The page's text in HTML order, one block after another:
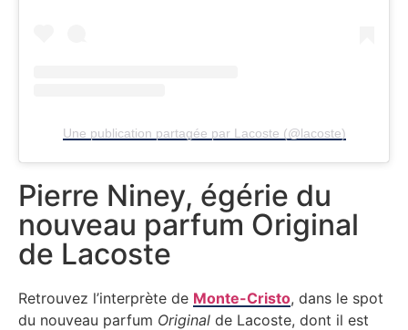
Pierre Niney, égérie du
nouveau parfum Original
de Lacoste
Retrouvez l’interprète de Monte-Cristo, dans le spot
du nouveau parfum Original de Lacoste, dont il est
Une publication partagée par Lacoste (@lacoste)